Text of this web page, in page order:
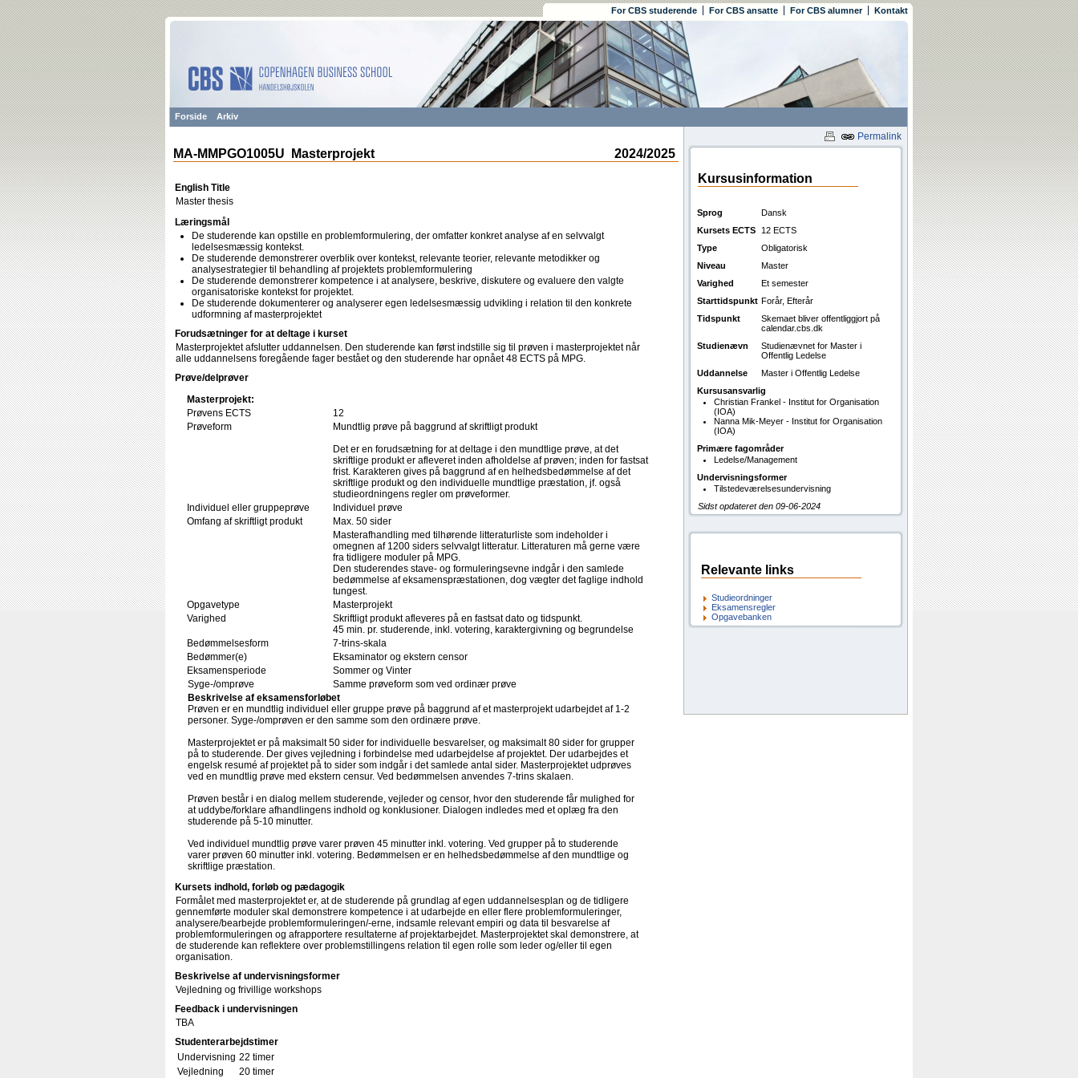
For CBS studerende For CBS ansatte For CBS alumner Kontakt
Forside Arkiv
Permalink
2024/2025
MA-MMPGO1005U Masterprojekt
English Title
Master thesis
Læringsmål
De studerende kan opstille en problemformulering, der omfatter konkret analyse af en selvvalgt
ledelsesmæssig kontekst.
De studerende demonstrerer overblik over kontekst, relevante teorier, relevante metodikker og
analysestrategier til behandling af projektets problemformulering
De studerende demonstrerer kompetence i at analysere, beskrive, diskutere og evaluere den valgte
organisatoriske kontekst for projektet.
De studerende dokumenterer og analyserer egen ledelsesmæssig udvikling i relation til den konkrete
udformning af masterprojektet
Forudsætninger for at deltage i kurset
Masterprojektet afslutter uddannelsen. Den studerende kan først indstille sig til prøven i masterprojektet når
alle uddannelsens foregående fager bestået og den studerende har opnået 48 ECTS på MPG.
Prøve/delprøver
Masterprojekt:
Prøvens ECTS
12
Prøveform
Mundtlig prøve på baggrund af skriftligt produkt
Det er en forudsætning for at deltage i den mundtlige prøve, at det
skriftlige produkt er afleveret inden afholdelse af prøven; inden for fastsat
frist. Karakteren gives på baggrund af en helhedsbedømmelse af det
skriftlige produkt og den individuelle mundtlige præstation, jf. også
studieordningens regler om prøveformer.
Individuel eller gruppeprøve
Individuel prøve
Omfang af skriftligt produkt
Max. 50 sider
Masterafhandling med tilhørende litteraturliste som indeholder i
omegnen af 1200 siders selvvalgt litteratur. Litteraturen må gerne være
fra tidligere moduler på MPG.
Den studerendes stave- og formuleringsevne indgår i den samlede
bedømmelse af eksamenspræstationen, dog vægter det faglige indhold
tungest.
Opgavetype
Masterprojekt
Varighed
Skriftligt produkt afleveres på en fastsat dato og tidspunkt.
45 min. pr. studerende, inkl. votering, karaktergivning og begrundelse
Bedømmelsesform
7-trins-skala
Bedømmer(e)
Eksaminator og ekstern censor
Eksamensperiode
Sommer og Vinter
Syge-/omprøve
Samme prøveform som ved ordinær prøve
Beskrivelse af eksamensforløbet
Prøven er en mundtlig individuel eller gruppe prøve på baggrund af et masterprojekt udarbejdet af 1-2
personer. Syge-/omprøven er den samme som den ordinære prøve.
Masterprojektet er på maksimalt 50 sider for individuelle besvarelser, og maksimalt 80 sider for grupper
på to studerende. Der gives vejledning i forbindelse med udarbejdelse af projektet. Der udarbejdes et
engelsk resumé af projektet på to sider som indgår i det samlede antal sider. Masterprojektet udprøves
ved en mundtlig prøve med ekstern censur. Ved bedømmelsen anvendes 7-trins skalaen.
Prøven består i en dialog mellem studerende, vejleder og censor, hvor den studerende får mulighed for
at uddybe/forklare afhandlingens indhold og konklusioner. Dialogen indledes med et oplæg fra den
studerende på 5-10 minutter.
Ved individuel mundtlig prøve varer prøven 45 minutter inkl. votering. Ved grupper på to studerende
varer prøven 60 minutter inkl. votering. Bedømmelsen er en helhedsbedømmelse af den mundtlige og
skriftlige præstation.
Kursets indhold, forløb og pædagogik
Formålet med masterprojektet er, at de studerende på grundlag af egen uddannelsesplan og de tidligere
gennemførte moduler skal demonstrere kompetence i at udarbejde en eller flere problemformuleringer,
analysere/bearbejde problemformuleringen/-erne, indsamle relevant empiri og data til besvarelse af
problemformuleringen og afrapportere resultaterne af projektarbejdet. Masterprojektet skal demonstrere, at
de studerende kan reflektere over problemstillingens relation til egen rolle som leder og/eller til egen
organisation.
Beskrivelse af undervisningsformer
Vejledning og frivillige workshops
Feedback i undervisningen
TBA
Studenterarbejdstimer
Undervisning 22 timer
Vejledning
20 timer
Kursusinformation
Sprog
Dansk
Kursets ECTS
12 ECTS
Type
Obligatorisk
Niveau
Master
Varighed
Et semester
Starttidspunkt Forår, Efterår
Tidspunkt
Skemaet bliver offentliggjort på
calendar.cbs.dk
Studienævn
Studienævnet for Master i
Offentlig Ledelse
Uddannelse
Master i Offentlig Ledelse
Kursusansvarlig
Christian Frankel - Institut for Organisation
(IOA)
Nanna Mik-Meyer - Institut for Organisation
(IOA)
Primære fagområder
Ledelse/Management
Undervisningsformer
Tilstedeværelsesundervisning
Sidst opdateret den 09-06-2024
Relevante links
Studieordninger
Eksamensregler
Opgavebanken